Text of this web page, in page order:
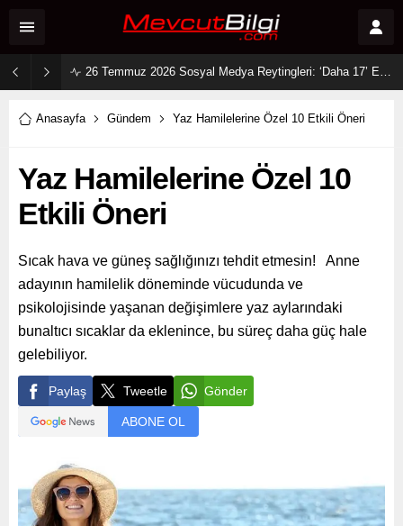
26 Temmuz 2026 Sosyal Medya Reytingleri: ‘Daha 17’ Ekranları ve Dijitali Nasıl Fethetti?
Anasayfa Gündem Yaz Hamilelerine Özel 10 Etkili Öneri
Yaz Hamilelerine Özel 10
Etkili Öneri
Sıcak hava ve güneş sağlığınızı tehdit etmesin! Anne
adayının hamilelik döneminde vücudunda ve
psikolojisinde yaşanan değişimlere yaz aylarındaki
bunaltıcı sıcaklar da eklenince, bu süreç daha güç hale
gelebiliyor.
Paylaş Tweetle Gönder
ABONE OL